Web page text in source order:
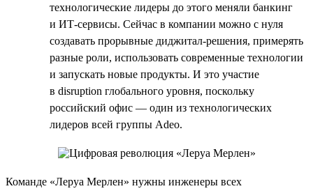
технологические лидеры до этого меняли банкинг
и ИТ-сервисы. Сейчас в компании можно с нуля
создавать прорывные диджитал-решения, примерять
разные роли, использовать современные технологии
и запускать новые продукты. И это участие
в disruption глобального уровня, поскольку
российский офис — один из технологических
лидеров всей группы Adeo.
Команде «Леруа Мерлен» нужны инженеры всех